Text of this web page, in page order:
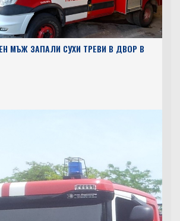
МЪЖ ЗАПАЛИ СУХИ ТРЕВИ В ДВОР В